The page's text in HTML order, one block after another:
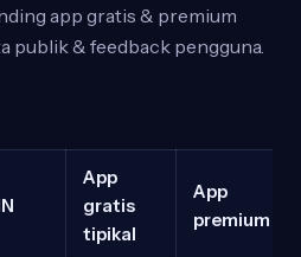
app gratis & premium
publik & feedback pengguna.
App
gratis
tipikal
App
premium